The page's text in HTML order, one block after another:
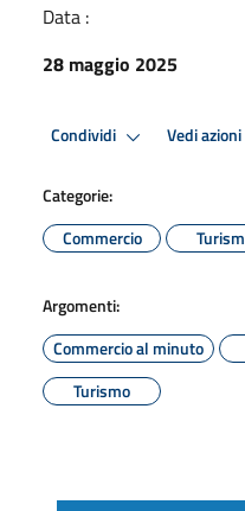
Data :
28 maggio 2025
Condividi Vedi azioni
Categorie:
Commercio
Argomenti:
Commercio al minuto
Turismo